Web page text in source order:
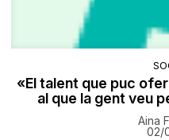
«El talent que puc
al que la gent veu
Aina
02/